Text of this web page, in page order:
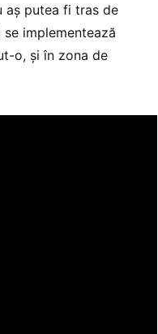
aș putea fi tras de
implementează
o, și în zona de